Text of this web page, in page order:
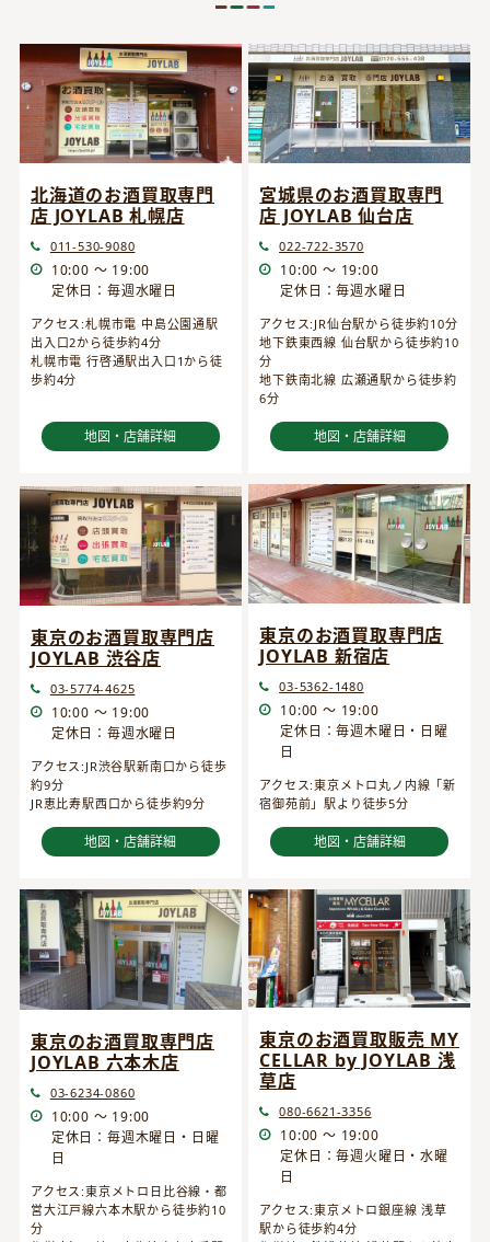
北海道のお酒買取専門
店 JOYLAB 札幌店
011-530-9080
10:00 ～ 19:00
定休日：毎週水曜日
アクセス:札幌市電 中島公園通駅
出入口2から徒歩約4分
札幌市電 行啓通駅出入口1から徒
歩約4分
地図・店舗詳細
宮城県のお酒買取専門
店 JOYLAB 仙台店
022-722-3570
10:00 ～ 19:00
定休日：毎週水曜日
アクセス:JR仙台駅から徒歩約10分
地下鉄東西線 仙台駅から徒歩約10
分
地下鉄南北線 広瀬通駅から徒歩約
6分
地図・店舗詳細
東京のお酒買取専門店
JOYLAB 渋谷店
03-5774-4625
10:00 ～ 19:00
定休日：毎週水曜日
アクセス:JR渋谷駅新南口から徒歩
約9分
JR恵比寿駅西口から徒歩約9分
地図・店舗詳細
東京のお酒買取専門店
JOYLAB 新宿店
03-5362-1480
10:00 ～ 19:00
定休日：毎週木曜日・日曜
日
アクセス:東京メトロ丸ノ内線「新
宿御苑前」駅より徒歩5分
地図・店舗詳細
東京のお酒買取専門店
JOYLAB 六本木店
03-6234-0860
10:00 ～ 19:00
定休日：毎週木曜日・日曜
日
アクセス:東京メトロ日比谷線・都
営大江戸線六本木駅から徒歩約10
分
東京のお酒買取販売 MY
CELLAR by JOYLAB 浅
草店
080-6621-3356
10:00 ～ 19:00
定休日：毎週火曜日・水曜
日
アクセス:東京メトロ銀座線 浅草
駅から徒歩約4分